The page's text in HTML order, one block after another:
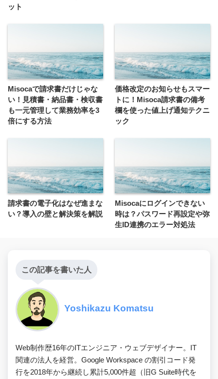
ット
Misocaで請求書だけじゃな
い！見積書・納品書・検収書
も一元管理して業務効率を3
倍にする方法
価格改定のお知らせもスマー
トに！Misoca請求書の備考
欄を使った値上げ通知テクニ
ック
請求書の電子化はなぜ進まな
い？導入の壁と解決策を解説
Misocaにログインできない
時は？パスワード再設定や弥
生ID連携のエラー対処法
この記事を書いた人
Yoshikazu Komatsu
Web制作歴16年のITエンジニア・ウェブデザイナー。IT
関連の法人を経営。Google Workspace の割引コード発
行を2018年から継続し累計5,000件超（旧G Suite時代を